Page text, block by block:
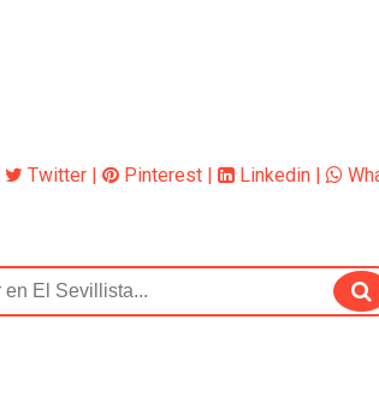
Twitter | Pinterest | Linkedin |